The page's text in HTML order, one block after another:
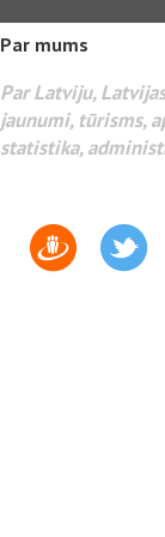
Par mums
Par Latviju,
jaunumi, tūrisms,
statistika,